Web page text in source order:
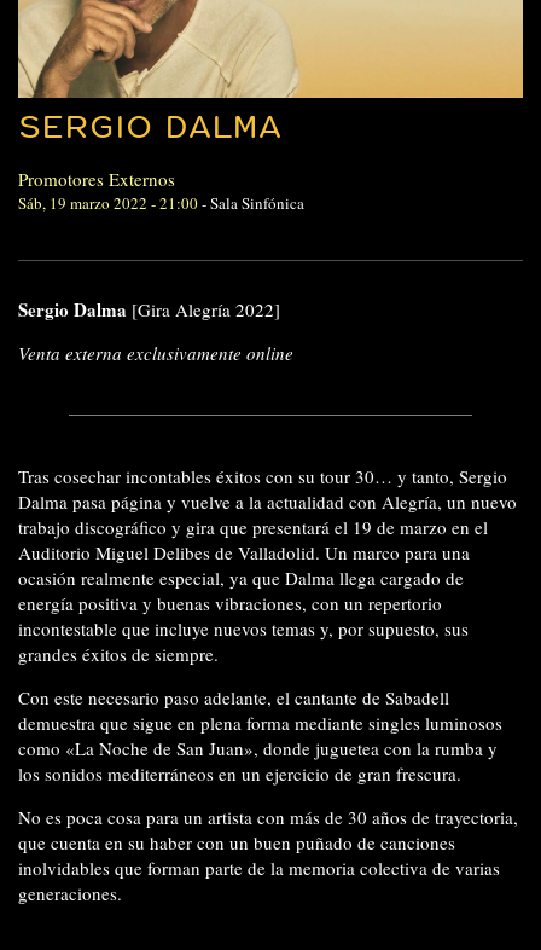
SERGIO DALMA
Promotores Externos
Sáb, 19 marzo 2022 - 21:00-Sala Sinfónica
Sergio Dalma [Gira Alegría 2022]
Venta externa exclusivamente online
Tras cosechar incontables éxitos con su tour 30… y tanto, Sergio
Dalma pasa página y vuelve a la actualidad con Alegría, un nuevo
trabajo discográfico y gira que presentará el 19 de marzo en el
Auditorio Miguel Delibes de Valladolid. Un marco para una
ocasión realmente especial, ya que Dalma llega cargado de
energía positiva y buenas vibraciones, con un repertorio
incontestable que incluye nuevos temas y, por supuesto, sus
grandes éxitos de siempre.
Con este necesario paso adelante, el cantante de Sabadell
demuestra que sigue en plena forma mediante singles luminosos
como «La Noche de San Juan», donde juguetea con la rumba y
los sonidos mediterráneos en un ejercicio de gran frescura.
No es poca cosa para un artista con más de 30 años de trayectoria,
que cuenta en su haber con un buen puñado de canciones
inolvidables que forman parte de la memoria colectiva de varias
generaciones.